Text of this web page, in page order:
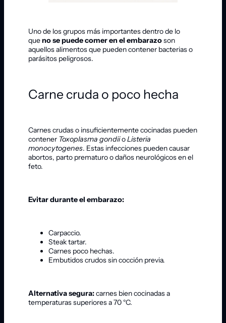
Uno de los grupos más importantes dentro de lo
queno se puede comer en el embarazoson
aquellos alimentos que pueden contener bacterias o
parásitos peligrosos.
Carne cruda o poco hecha
Carnes crudas o insuficientemente cocinadas pueden
contener Toxoplasma gondiioListeria
monocytogenes. Estas infecciones pueden causar
abortos, parto prematuro o daños neurológicos en el
feto.
Evitar durante el embarazo:
Carpaccio.
Steak tartar.
Carnes poco hechas.
Embutidos crudos sin cocción previa.
Alternativa segura:carnes bien cocinadas a
temperaturas superiores a 70 °C.